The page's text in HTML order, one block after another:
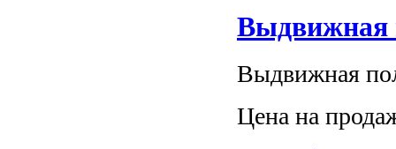
Выдвижная
Выдвижная
Цена на